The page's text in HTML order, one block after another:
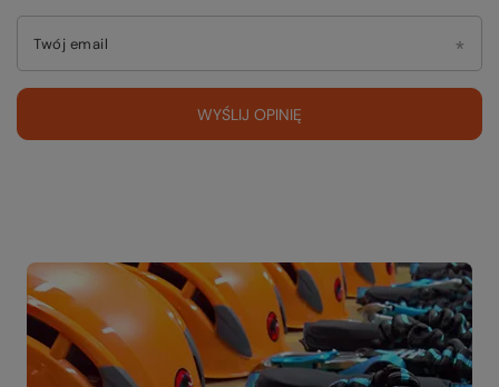
Twój email
WYŚLIJ OPINIĘ